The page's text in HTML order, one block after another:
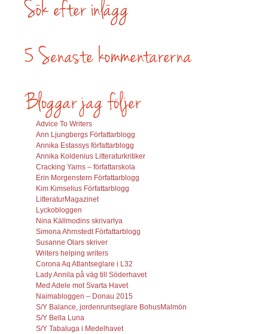
Advice To Writers
Ann Ljungbergs Författarblogg
Annika Estassys författarblogg
Annika Koldenius Litteraturkritiker
Cracking Yarns – författarskola
Erin Morgenstern Författarblogg
Kim Kimselius Författarblogg
LitteraturMagazinet
Lyckobloggen
Nina Källmodins skrivarlya
Simona Ahrnstedt Författarblogg
Susanne Olars skriver
Writers helping writers
Corona Aq Atlantseglare i L32
Lady Annila på väg till Söderhavet
Med Adele mot Svarta Havet
Naimabloggen – Donau 2015
S/Y Balance, jordenruntseglare BohusMalmön
S/Y Bella Luna
S/Y Tabaluga i Medelhavet